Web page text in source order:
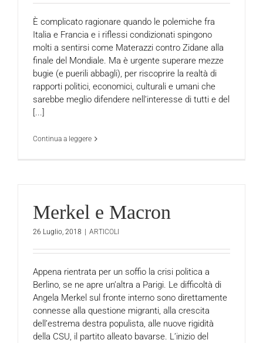
È complicato ragionare quando le polemiche fra
Italia e Francia e i riflessi condizionati spingono
molti a sentirsi come Materazzi contro Zidane alla
finale del Mondiale. Ma è urgente superare mezze
bugie (e puerili abbagli), per riscoprire la realtà di
rapporti politici, economici, culturali e umani che
sarebbe meglio difendere nell’interesse di tutti e del
[...]
Continua a leggere
Merkel e Macron
26 Luglio, 2018 | ARTICOLI
Appena rientrata per un soffio la crisi politica a
Berlino, se ne apre un’altra a Parigi. Le difficoltà di
Angela Merkel sul fronte interno sono direttamente
connesse alla questione migranti, alla crescita
dell’estrema destra populista, alle nuove rigidità
della CSU, il partito alleato bavarse. L’inizio del